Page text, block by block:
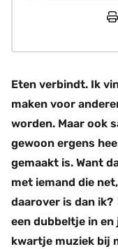
Eten verbindt. Ik
maken voor
worden. Maar ook
gewoon ergens
gemaakt is. Want
met iemand die
daarover is dan ik?
een dubbeltje in
kwartje muziek bij